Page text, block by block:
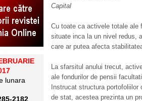
Capital
Cu toate ca activele totale ale
situate inca la un nivel redus,
care ar putea afecta
La sfarsitul anului trecut,
ale fondurilor de pensii
Instrucat structura
de stat, acestea prezinta un
lunara
2182